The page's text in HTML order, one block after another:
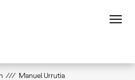
Manuel Urrutia